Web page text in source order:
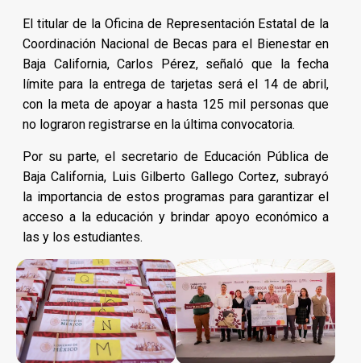
El titular de la Oficina de Representación Estatal de la
Coordinación Nacional de Becas para el Bienestar en
Baja California, Carlos Pérez, señaló que la fecha
límite para la entrega de tarjetas será el 14 de abril,
con la meta de apoyar a hasta 125 mil personas que
no lograron registrarse en la última convocatoria.
Por su parte, el secretario de Educación Pública de
Baja California, Luis Gilberto Gallego Cortez, subrayó
la importancia de estos programas para garantizar el
acceso a la educación y brindar apoyo económico a
las y los estudiantes.